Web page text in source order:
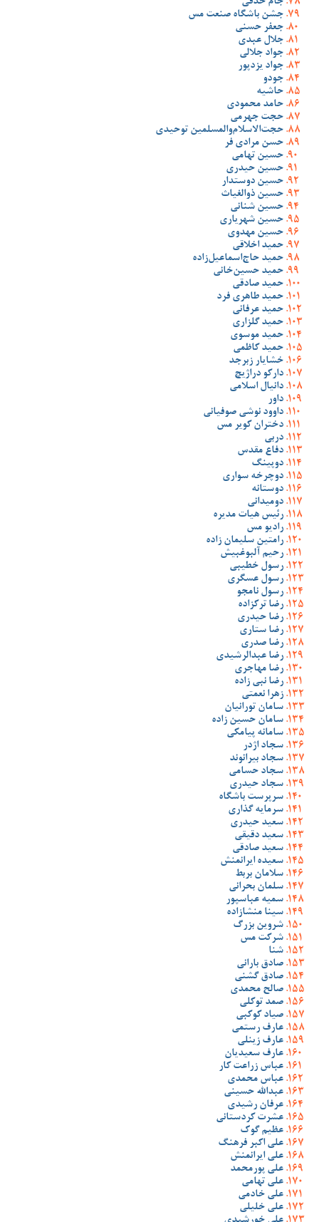
جام حذفی
جشن باشگاه صنعت مس
جعفر حسنی
جلال عبدی
جواد جلالی
جواد یزدپور
جودو
حاشیه
حامد محمودی
حجت جهرمی
حجت‌الاسلام‌والمسلمین توحیدی
حسن مرادی فر
حسین تهامی
حسین حیدری
حسین دوستدار
حسین ذوالغیاث
حسین شنانی
حسین شهریاری
حسین مهدوی
حمید اخلاقی
حمید حاج‌اسماعیل‌زاده
حمید حسین‌خانی
حمید صادقی
حمید طاهری فرد
حمید عرفانی
حمید گلزاری
حمید موسوی
حمید کاظمی
خشایار زبرجد
دارکو دراژیچ
دانیال اسلامی
داور
داوود نوشی صوفیانی
دختران کویر مس
دربی
دفاع مقدس
دوپینگ
دوچرخه سواری
دوستانه
دومیدانی
رئیس هیات مدیره
رادیو مس
رامتین سلیمان زاده
رحیم آلبوغبیش
رسول خطیبی
رسول عسگری
رسول نامجو
رضا ترکزاده
رضا حیدری
رضا ستاری
رضا صدری
رضا عبدالرشیدی
رضا مهاجری
رضا نبی زاده
زهرا نعمتی
سامان تورانیان
سامان حسین زاده
سامانه پیامکی
سجاد اژدر
سجاد بیرانوند
سجاد حسامی
سجاد حیدری
سرپرست باشگاه
سرمایه گذاری
سعید حیدری
سعید دقیقی
سعید صادقی
سعیده ایرانمنش
سلامان بربط
سلمان بحرانی
سمیه عباسپور
سینا منشازاده
شروین بزرگ
شرکت مس
شنا
صادق بارانی
صادق گشنی
صالح محمدی
صمد توکلی
صیاد کوکبی
عارف رستمی
عارف زینلی
عارف سعیدیان
عباس زراعت کار
عباس محمدی
عبدالله حسینی
عرفان رشیدی
عشرت کردستانی
عظیم گوک
علی اکبر فرهنگ
علی ایرانمنش
علی پورمحمد
علی تهامی
علی خادمی
علی خلیلی